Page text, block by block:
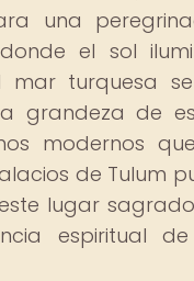
una
el sol
turquesa
grandeza de
modernos
de Tulum
lugar
espiritual